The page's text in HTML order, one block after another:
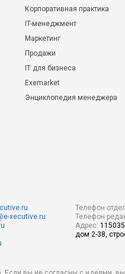
Корпоративная практика
IT-менеджмент
Маркетинг
Продажи
IT для бизнеса
Exemarket
Энциклопедия менеджера
xecutive.ru
Телефон
Телефон
Адрес:
дом 2-38,